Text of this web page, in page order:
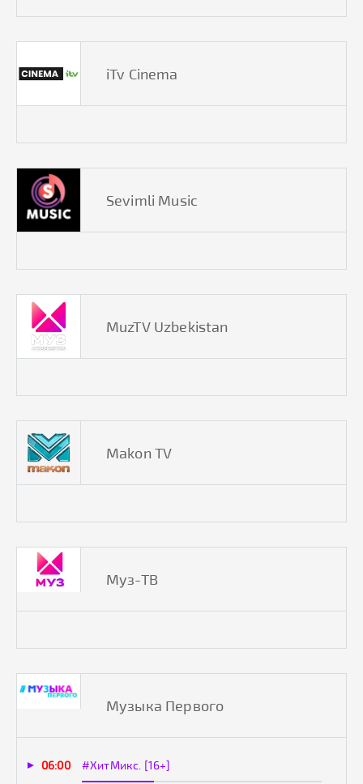
iTv Cinema
Sevimli Music
MuzTV Uzbekistan
Makon TV
Муз-ТВ
Музыка Первого
06:00 #ХитМикс. [16+]